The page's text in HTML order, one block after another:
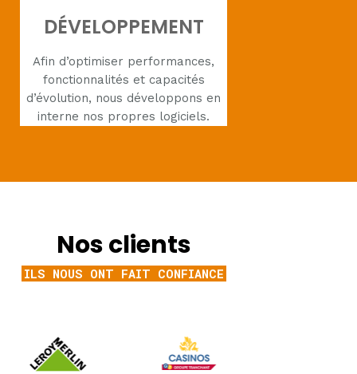
DÉVELOPPEMENT
Afin d’optimiser performances,
fonctionnalités et capacités
d’évolution, nous développons en
interne nos propres logiciels.
Nos clients
ILS NOUS ONT FAIT CONFIANCE